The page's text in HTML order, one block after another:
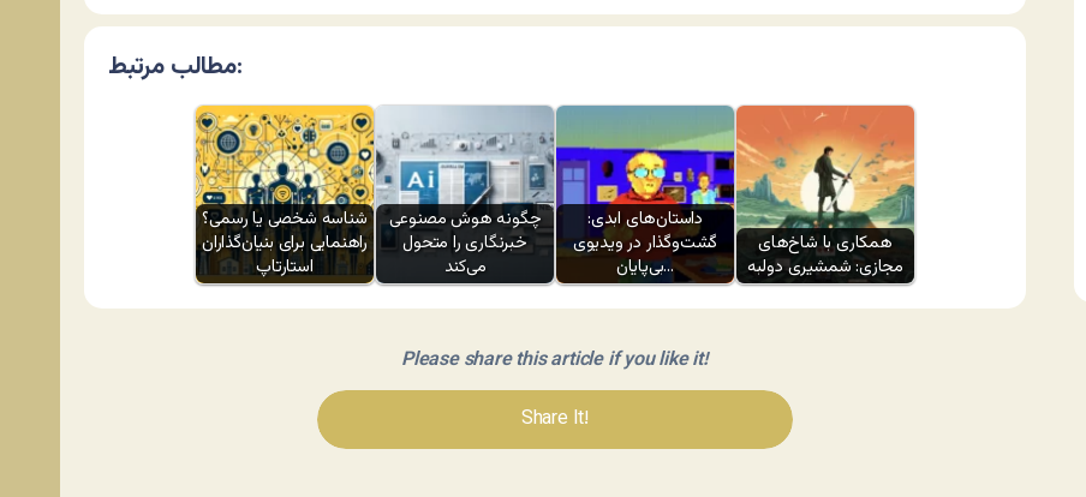
مطالب مرتبط:
شناسه شخصی یا رسمی؟
راهنمایی برای بنیان‌گذاران
استارتاپ
چگونه هوش مصنوعی
خبرنگاری را متحول
می‌کند
داستان‌های ابدی:
گشت‌وگذار در ویدیوی
بی‌پایان…
همکاری با شاخ‌های
مجازی: شمشیری دولبه
Please share this article if you like it!
Share It!